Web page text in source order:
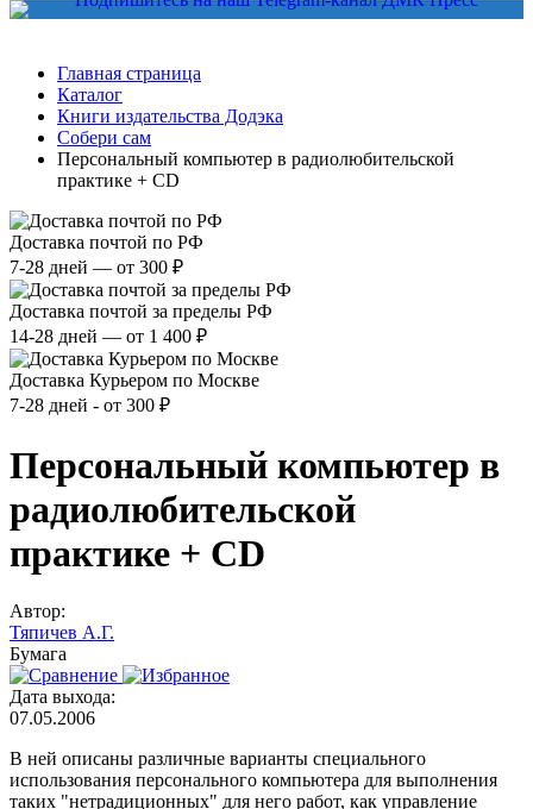
Главная страница
Каталог
Книги издательства Додэка
Собери сам
Персональный компьютер в радиолюбительской
практике + СD
Доставка почтой по РФ
7-28 дней — от 300 ₽
Доставка почтой за пределы РФ
14-28 дней — от 1 400 ₽
Доставка Курьером по Москве
7-28 дней - от 300 ₽
Персональный компьютер в
радиолюбительской
практике + СD
Автор:
Тяпичев А.Г.
Бумага
Дата выхода:
07.05.2006
В ней описаны различные варианты специального
использования персонального компьютера для выполнения
таких "нетрадиционных" для него работ, как управление